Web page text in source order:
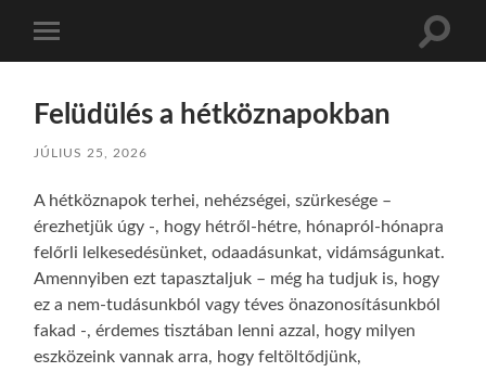
mobile
Toggle
Felüdülés a hétköznapokban
JÚLIUS 25, 2026
A hétköznapok terhei, nehézségei, szürkesége –
érezhetjük úgy -, hogy hétről-hétre, hónapról-hónapra
felőrli lelkesedésünket, odaadásunkat, vidámságunkat.
Amennyiben ezt tapasztaljuk – még ha tudjuk is, hogy
ez a nem-tudásunkból vagy téves önazonosításunkból
fakad -, érdemes tisztában lenni azzal, hogy milyen
eszközeink vannak arra, hogy feltöltődjünk,